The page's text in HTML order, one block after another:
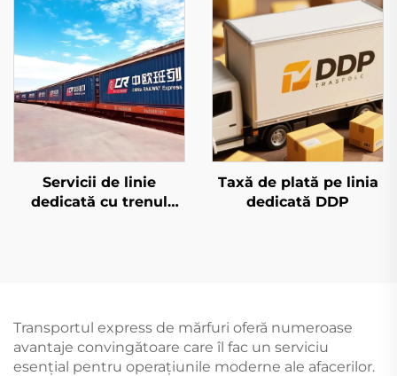
Servicii de linie
dedicată cu trenul
Taxă de plată pe linia
dedicată DDP
Transportul express de mărfuri oferă numeroase
avantaje convingătoare care îl fac un serviciu
esențial pentru operațiunile moderne ale afacerilor.